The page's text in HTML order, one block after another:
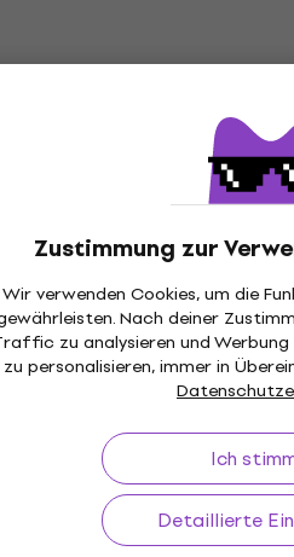
Zustimmung zur
Wir verwenden Cookies, um die
Nach deiner
zu analysieren und
zu personalisieren, immer in
Ich
Detaillierte